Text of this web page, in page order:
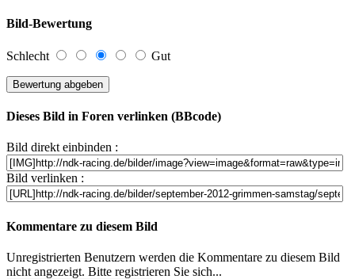
Bild-Bewertung
Schlecht Gut
Dieses Bild in Foren verlinken (BBcode)
Bild direkt einbinden :
Bild verlinken :
Kommentare zu diesem Bild
Unregistrierten Benutzern werden die Kommentare zu diesem Bild
nicht angezeigt. Bitte registrieren Sie sich...